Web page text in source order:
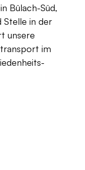
Bülach-Süd,
Stelle in der
unsere
im